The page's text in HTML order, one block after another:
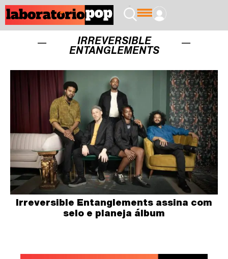
IRREVERSIBLE
ENTANGLEMENTS
Irreversible Entanglements assina com
selo e planeja álbum